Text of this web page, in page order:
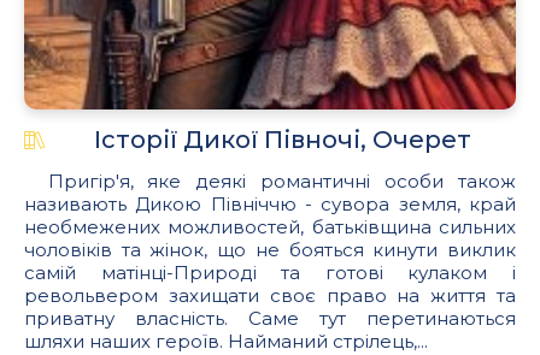
Історії Дикої Півночі, Очерет
Пригір'я, яке деякі романтичні особи також
називають Дикою Північчю - сувора земля, край
необмежених можливостей, батьківщина сильних
чоловіків та жінок, що не бояться кинути виклик
самій матінці-Природі та готові кулаком і
револьвером захищати своє право на життя та
приватну власність. Саме тут перетинаються
шляхи наших героїв. Найманий стрілець,...